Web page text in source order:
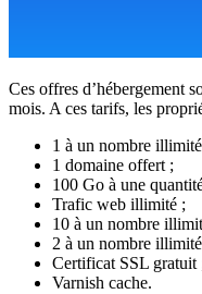
Ces offres d’hébergement
mois. A ces tarifs, les
1 à un nombre
1 domaine offert ;
100 Go à une
Trafic web illimité ;
10 à un nombre
2 à un nombre
Certificat SSL gratuit
Varnish cache.